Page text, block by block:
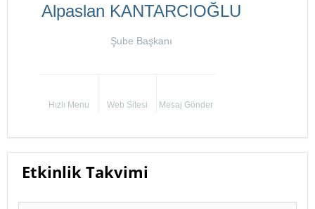
Alpaslan KANTARCIOĞLU
Şube Başkanı
Hızlı Menu Web Sitesi Mesaj Gönder
Etkinlik Takvimi